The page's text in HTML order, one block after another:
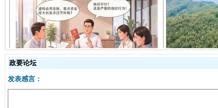
揭开“小金库”的免责幌子
政要论坛
发表感言：